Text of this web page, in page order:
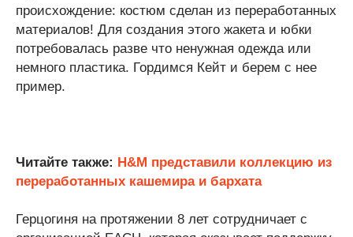
происхождение: костюм сделан из переработанных
материалов! Для создания этого жакета и юбки
потребовалась разве что ненужная одежда или
немного пластика. Гордимся Кейт и берем с нее
пример.
Читайте также: H&M представили коллекцию из
переработанных кашемира и бархата
Герцогиня на протяжении 8 лет сотрудничает с